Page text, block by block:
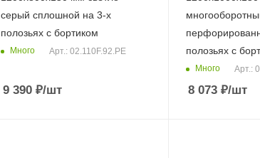
серый сплошной на 3-х
полозьяx с бортиком
Много Арт.: 02.110F.92.PE
9 390 ₽/шт
полозьях с
Много Арт.:
8 073₽/шт